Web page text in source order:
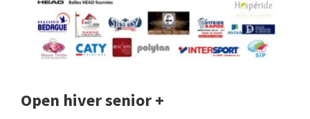
Open hiver senior +